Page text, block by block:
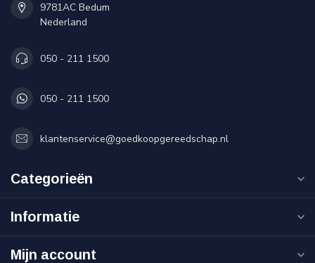
9781AC Bedum
Nederland
050 - 211 1500
050 - 211 1500
klantenservice@goedkoopgereedschap.nl
Categorieën
Informatie
Mijn account